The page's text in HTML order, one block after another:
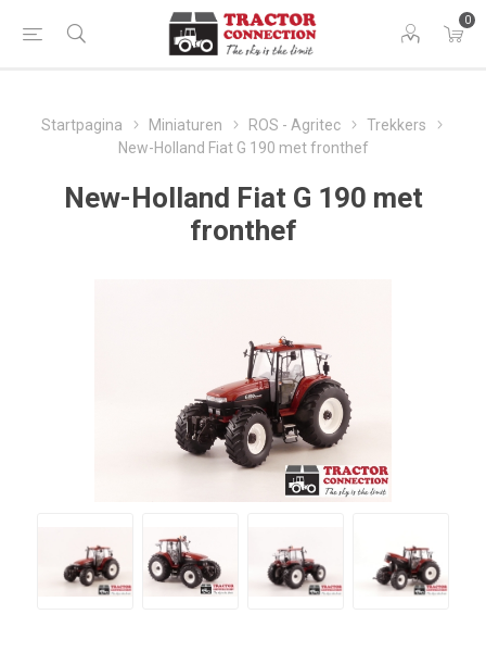
0
Startpagina Miniaturen ROS - Agritec
Trekkers
New-Holland Fiat G 190 met fronthef
New-Holland Fiat G 190 met
fronthef